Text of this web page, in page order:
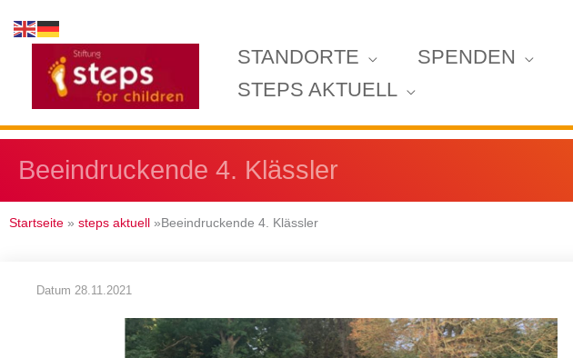
Inhalt
springen
STANDORTE SPENDEN
STEPS AKTUELL
Beeindruckende 4. Klässler
Startseite » steps aktuell »Beeindruckende 4. Klässler
Datum 28.11.2021